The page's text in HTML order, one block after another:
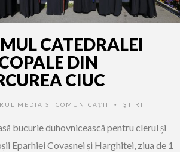
CATEDRALEI
DIN
CIUC
MEDIA ȘI COMUNICAȚII • ŞTIRI
bucurie duhovnicească pentru clerul și
Eparhiei Covasnei și Harghitei, ziua de 1